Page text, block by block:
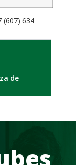
(607) 634
de